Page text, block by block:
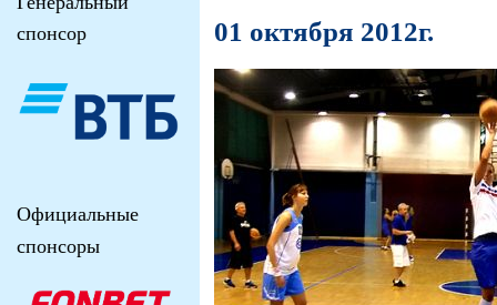
01 октября 2012г.
спонсор
Официальные
спонсоры